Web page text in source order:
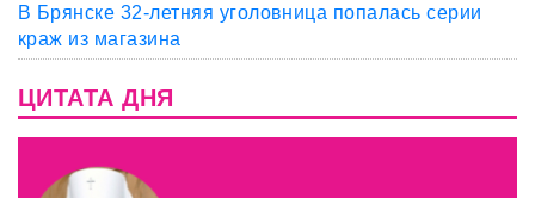
В Брянске 32-летняя уголовница попалась серии
краж из магазина
ЦИТАТА ДНЯ